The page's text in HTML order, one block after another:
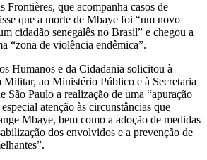
Frontières, que acompanha casos de
que a morte de Mbaye foi “um novo
cidadão senegalês no Brasil” e chegou a
“zona de violência endêmica”.
Humanos e da Cidadania solicitou à
Militar, ao Ministério Público e à Secretaria
São Paulo a realização de uma “apuração
atenção às circunstâncias que
Mbaye, bem como a adoção de medidas
dos envolvidos e a prevenção de